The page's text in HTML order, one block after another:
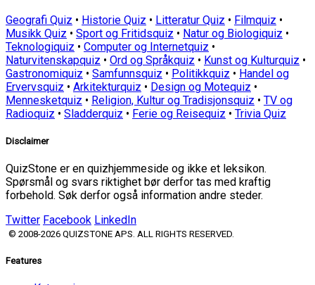
Geografi Quiz • Historie Quiz • Litteratur Quiz • Filmquiz •
Musikk Quiz • Sport og Fritidsquiz • Natur og Biologiquiz •
Teknologiquiz • Computer og Internetquiz •
Naturvitenskapquiz • Ord og Språkquiz • Kunst og Kulturquiz •
Gastronomiquiz • Samfunnsquiz • Politikkquiz • Handel og
Ervervsquiz • Arkitekturquiz • Design og Motequiz •
Mennesketquiz • Religion, Kultur og Tradisjonsquiz • TV og
Radioquiz • Sladderquiz • Ferie og Reisequiz • Trivia Quiz
Disclaimer
QuizStone er en quizhjemmeside og ikke et leksikon.
Spørsmål og svars riktighet bør derfor tas med kraftig
forbehold. Søk derfor også information andre steder.
Twitter Facebook LinkedIn
© 2008-2026 QUIZSTONE APS. ALL RIGHTS RESERVED.
Features